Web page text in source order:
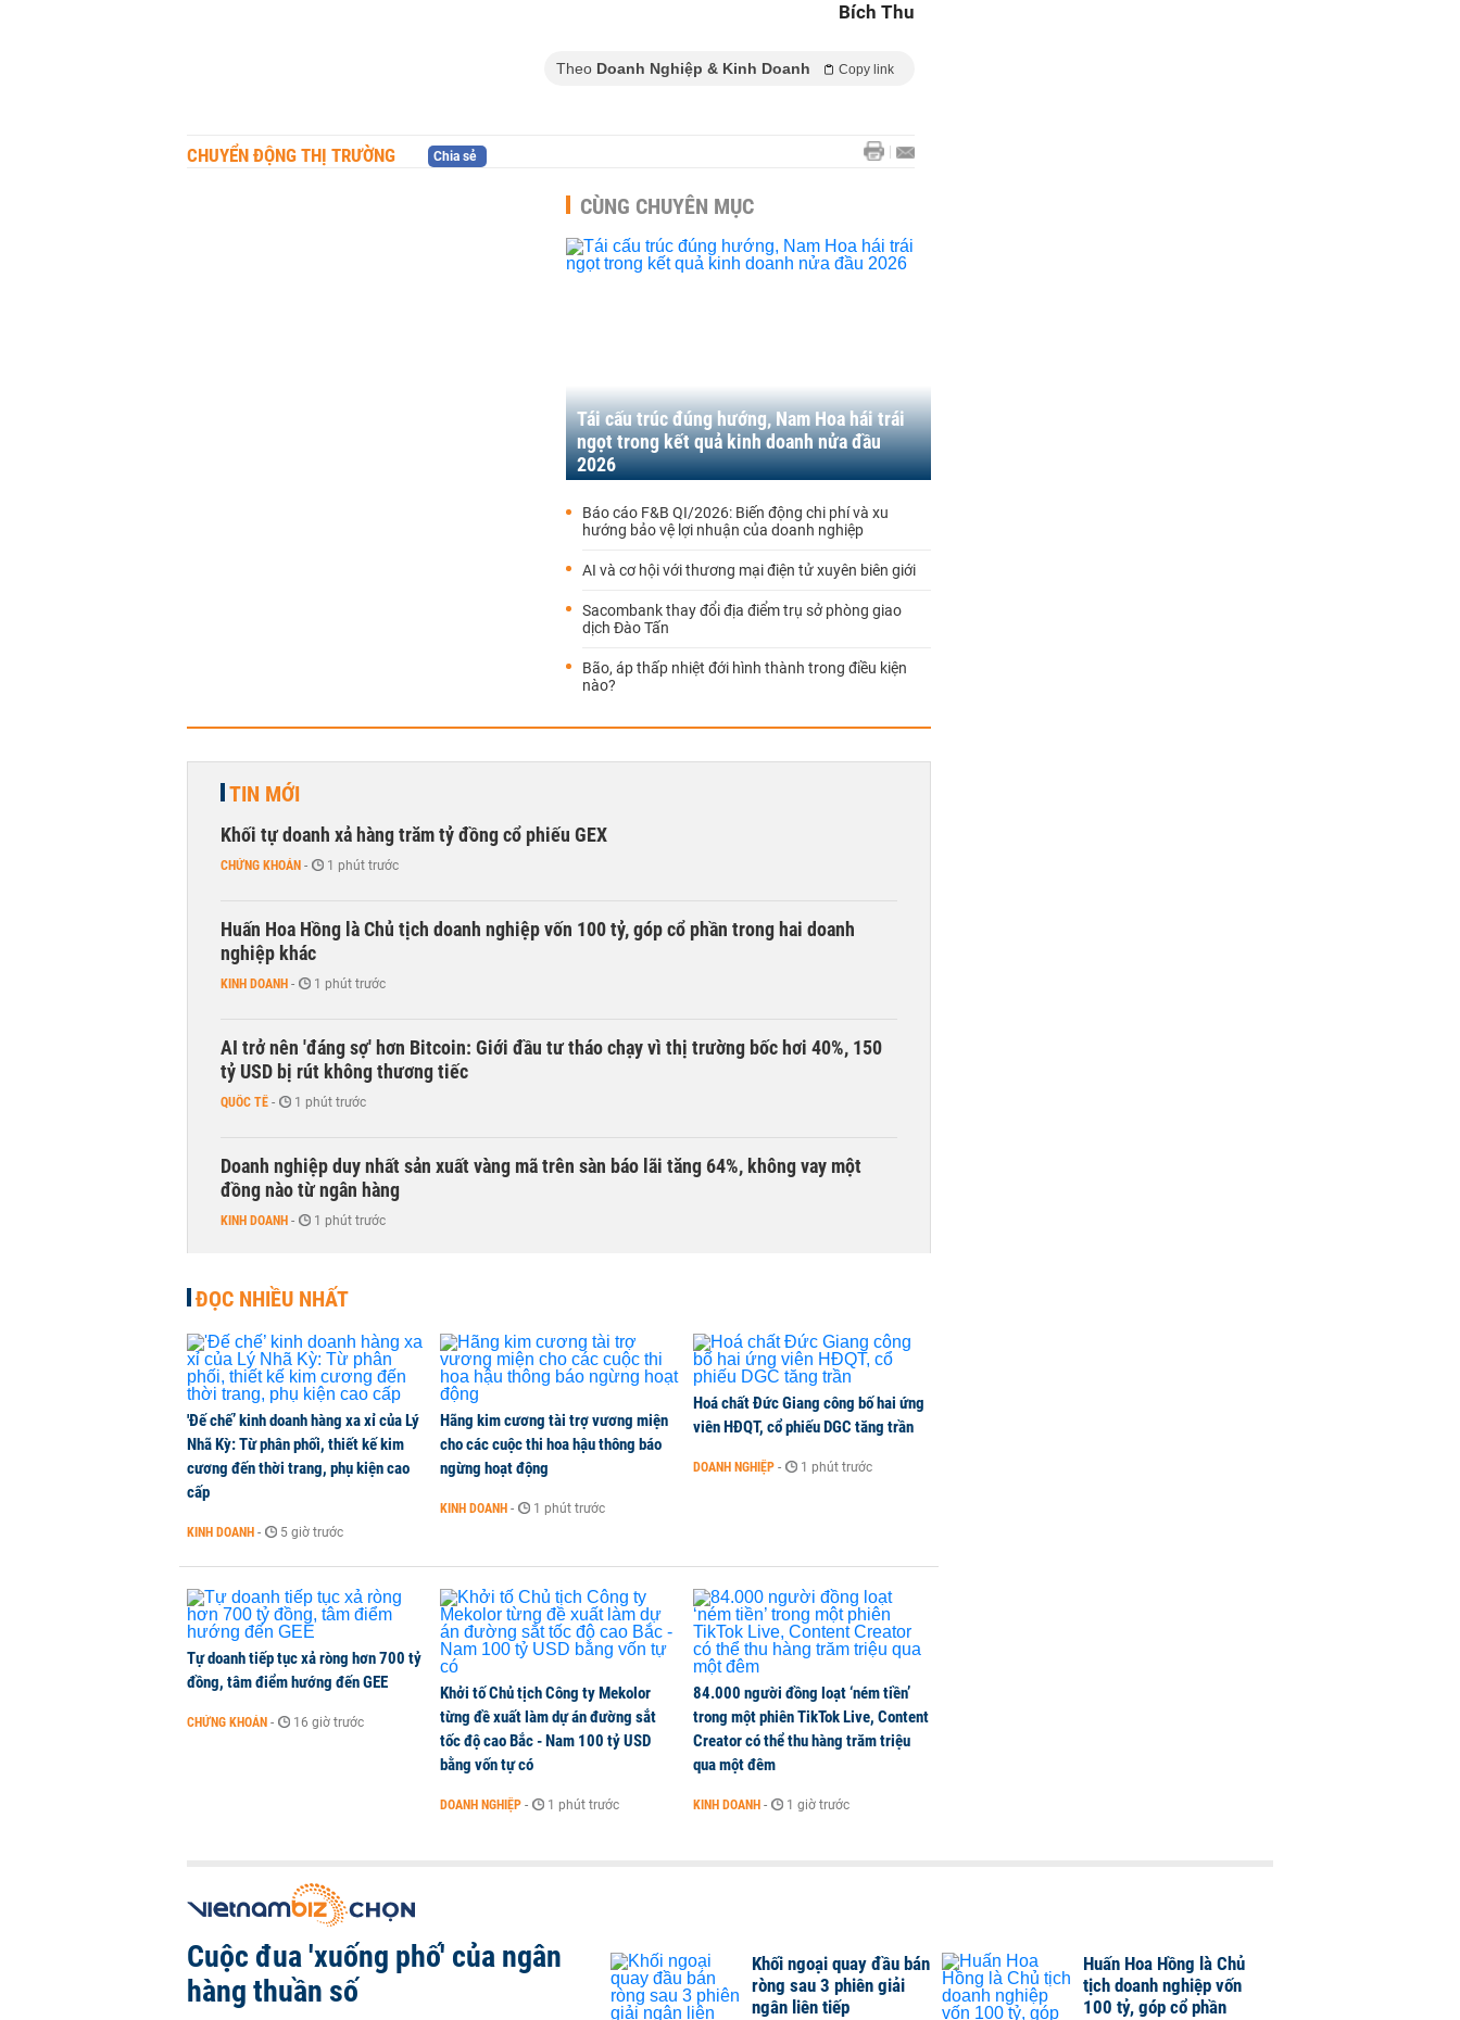
Bích Thu
Theo Doanh Nghiệp & Kinh Doanh Copy link
CHUYỂN ĐỘNG THỊ TRƯỜNG Chia sẻ
CÙNG CHUYÊN MỤC
Tái cấu trúc đúng hướng, Nam Hoa hái trái
ngọt trong kết quả kinh doanh nửa đầu
2026
Báo cáo F&B QI/2026: Biến động chi phí và xu
hướng bảo vệ lợi nhuận của doanh nghiệp
AI và cơ hội với thương mại điện tử xuyên biên giới
Sacombank thay đổi địa điểm trụ sở phòng giao
dịch Đào Tấn
Bão, áp thấp nhiệt đới hình thành trong điều kiện
nào?
TIN MỚI
Khối tự doanh xả hàng trăm tỷ đồng cổ phiếu GEX
CHỨNG KHOÁN - 1 phút trước
Huấn Hoa Hồng là Chủ tịch doanh nghiệp vốn 100 tỷ, góp cổ phần trong hai doanh
nghiệp khác
KINH DOANH - 1 phút trước
AI trở nên 'đáng sợ' hơn Bitcoin: Giới đầu tư tháo chạy vì thị trường bốc hơi 40%, 150
tỷ USD bị rút không thương tiếc
QUỐC TẾ - 1 phút trước
Doanh nghiệp duy nhất sản xuất vàng mã trên sàn báo lãi tăng 64%, không vay một
đồng nào từ ngân hàng
KINH DOANH - 1 phút trước
Con gái tỷ phú Phạm Nhật Vượng lần đầu tham gia vào hệ sinh thái Vingroup
Hơn 227.000 tài khoản gia nhập thị trường chứng khoán trong tháng 7 biến động
CHỨNG KHOÁN 1 phút trước
Cuộc đua 'xuống phố' của ngân hàng thuần số
Khối ngoại quay đầu bán ròng sau 3 phiên giải ngân liên tiếp
CHỨNG KHOÁN - 1 phút trước
ĐỌC NHIỀU NHẤT
'Đế chế’ kinh doanh hàng xa xỉ của Lý
Nhã Kỳ: Từ phân phối, thiết kế kim
cương đến thời trang, phụ kiện cao
cấp
KINH DOANH - 5 giờ trước
Hãng kim cương tài trợ vương miện
cho các cuộc thi hoa hậu thông báo
ngừng hoạt động
KINH DOANH - 1 phút trước
Hoá chất Đức Giang công bố hai ứng
viên HĐQT, cổ phiếu DGC tăng trần
DOANH NGHIỆP - 1 phút trước
Tự doanh tiếp tục xả ròng hơn 700 tỷ
đồng, tâm điểm hướng đến GEE
CHỨNG KHOÁN - 16 giờ trước
Khởi tố Chủ tịch Công ty Mekolor
từng đề xuất làm dự án đường sắt
tốc độ cao Bắc - Nam 100 tỷ USD
bằng vốn tự có
DOANH NGHIỆP - 1 phút trước
84.000 người đồng loạt ‘ném tiền’
trong một phiên TikTok Live, Content
Creator có thể thu hàng trăm triệu
qua một đêm
KINH DOANH - 1 giờ trước
Cuộc đua 'xuống phố' của ngân
hàng thuần số
Khối ngoại quay đầu bán
ròng sau 3 phiên giải
ngân liên tiếp
Huấn Hoa Hồng là Chủ
tịch doanh nghiệp vốn
100 tỷ, góp cổ phần